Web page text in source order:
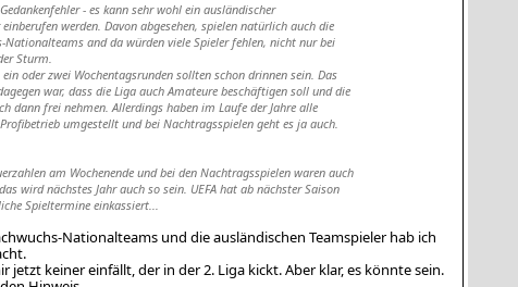
- es kann sehr wohl ein ausländischer
einberufen werden. Davon abgesehen, spielen natürlich auch die
Nationalteams and da würden viele Spieler fehlen, nicht nur bei
Sturm.
oder zwei Wochentagsrunden sollten schon drinnen sein. Das
war, dass die Liga auch Amateure beschäftigen soll und die
dann frei nehmen. Allerdings haben im Laufe der Jahre alle
umgestellt und bei Nachtragsspielen geht es ja auch.
am Wochenende und bei den Nachtragsspielen waren auch
wird nächstes Jahr auch so sein. UEFA hat ab nächster Saison
Spieltermine einkassiert...
Nationalteams und die ausländischen Teamspieler hab ich
jetzt keiner einfällt, der in der 2. Liga kickt. Aber klar, es könnte sein.